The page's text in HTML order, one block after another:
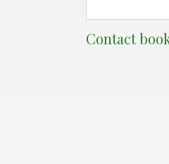
Contact